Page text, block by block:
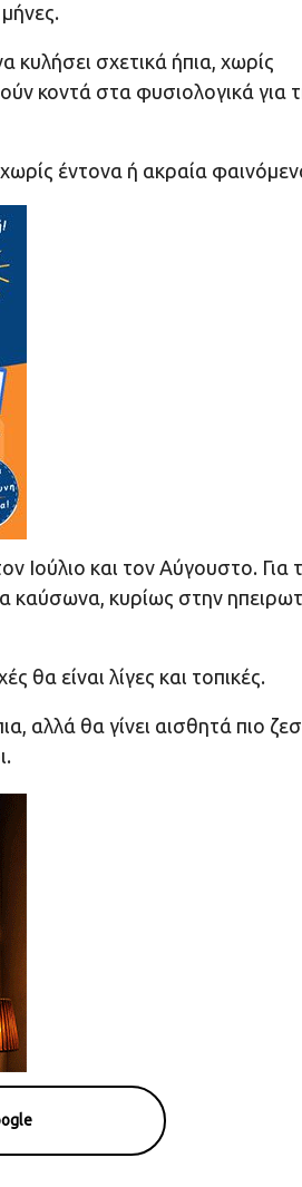
σχετικά ήπια, χωρίς
κοντά στα φυσιολογικά για
έντονα ή ακραία
Ιούλιο και τον Αύγουστο. Για
καύσωνα, κυρίως στην
θα είναι λίγες και τοπικές.
αλλά θα γίνει αισθητά πιο